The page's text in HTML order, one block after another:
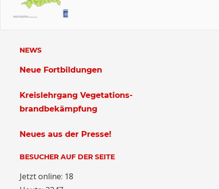
NEWS
Neue Fortbildungen
Kreislehrgang Vegetations-
brandbekämpfung
Neues aus der Presse!
BESUCHER AUF DER SEITE
Jetzt online: 18